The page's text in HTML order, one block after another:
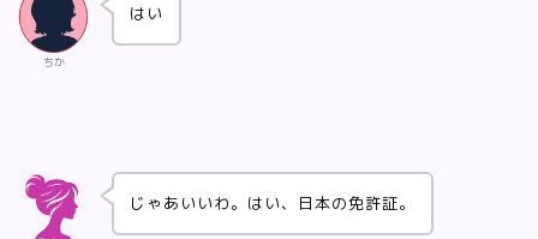
ちか
はい
じゃあいいわ。はい、日本の免許証。